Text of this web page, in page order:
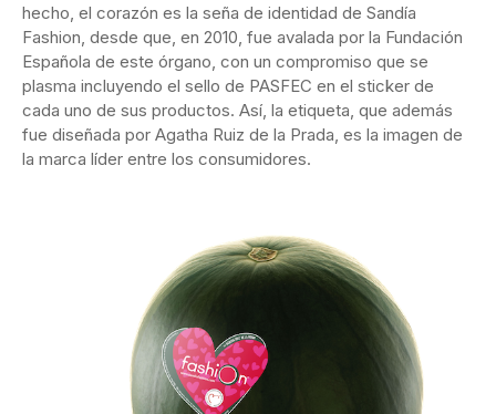
hecho, el corazón es la seña de identidad de Sandía
Fashion, desde que, en 2010, fue avalada por la Fundación
Española de este órgano, con un compromiso que se
plasma incluyendo el sello de PASFEC en el sticker de
cada uno de sus productos. Así, la etiqueta, que además
fue diseñada por Agatha Ruiz de la Prada, es la imagen de
la marca líder entre los consumidores.